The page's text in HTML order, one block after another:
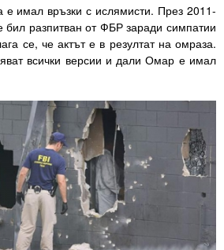
е имал връзки с ислямисти. През 2011-
бил разпитван от ФБР заради симпатии
се, че актът е в резултат на омраза.
всички версии и дали Омар е имал